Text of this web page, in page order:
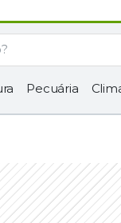
Pecuária